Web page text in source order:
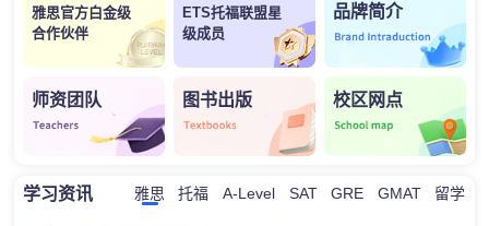
雅思官方白金级
合作伙伴
ETS托福联盟星
级成员
品牌简介
师资团队 图书出版 校区网点
学习资讯 雅思 托福 A-Level SAT GRE GMAT 留学